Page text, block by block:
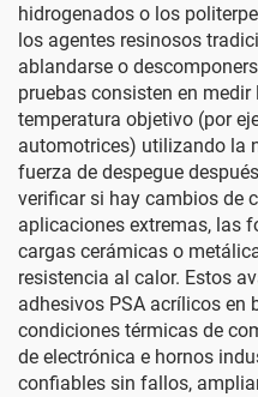
hidrogenados o los
los agentes resinosos
ablandarse o
pruebas consisten en
temperatura objetivo (por
automotrices) utilizando la
fuerza de despegue
verificar si hay cambios de
aplicaciones extremas, las
cargas cerámicas o
resistencia al calor. Estos
adhesivos PSA acrílicos en
condiciones térmicas de
de electrónica e hornos
confiables sin fallos,